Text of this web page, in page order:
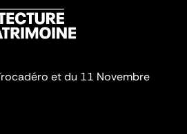
et du 11 Novembre